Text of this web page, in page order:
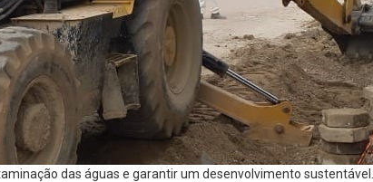
das águas e garantir um desenvolvimento